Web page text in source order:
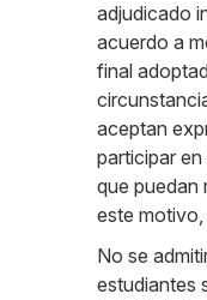
adjudicado
acuerdo a
final
aceptan
participar
que puedan
este motivo,
No se
estudiantes